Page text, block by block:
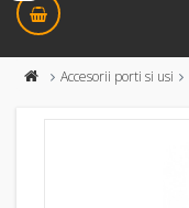
Accesorii porti si usi